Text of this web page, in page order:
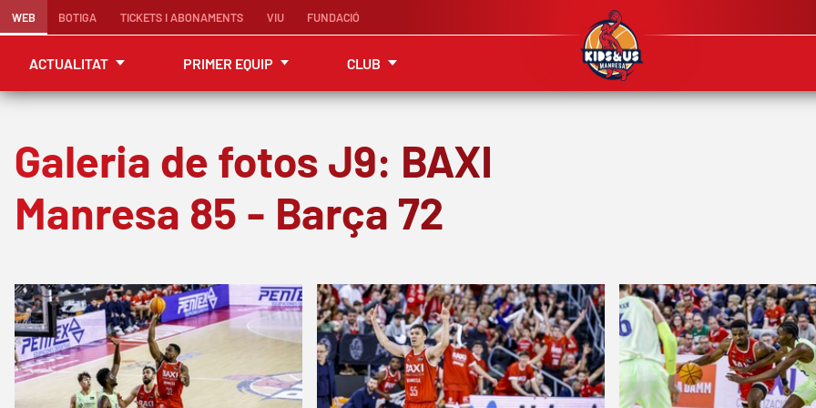
WEB BOTIGA TICKETS I ABONAMENTS VIU FUNDACIÓ
ACTUALITAT PRIMER EQUIP CLUB
Galeria de fotos J9: BAXI
Manresa 85 - Barça 72